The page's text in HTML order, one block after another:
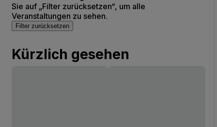
Sie auf „Filter zurücksetzen“, um alle
Veranstaltungen zu sehen.
Filter zurücksetzen
Kürzlich gesehen